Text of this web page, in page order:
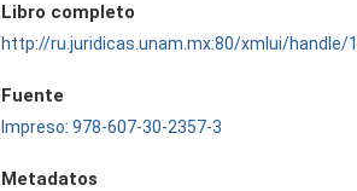
Libro completo
http://ru.juridicas.unam.mx:80/xmlui/handle/
Fuente
Impreso: 978-607-30-2357-3
Metadatos